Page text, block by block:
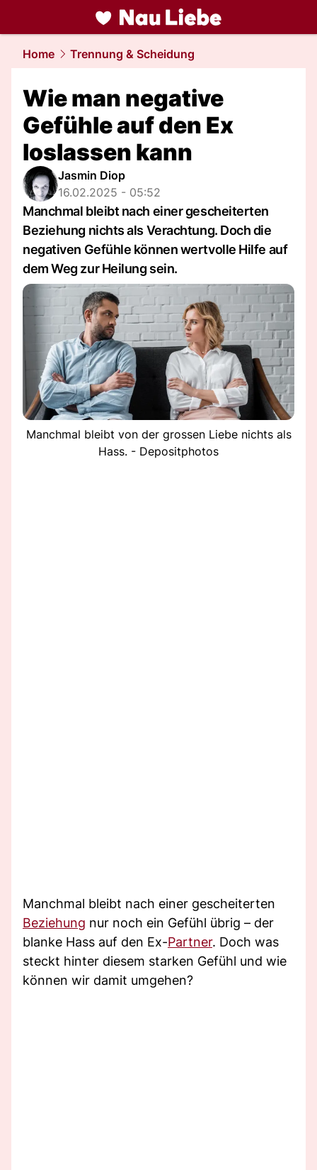
liebe.NAU.ch
Home Trennung & Scheidung
Wie man negative
Gefühle auf den Ex
loslassen kann
Jasmin Diop
16.02.2025 - 05:52
Manchmal bleibt nach einer gescheiterten
Beziehung nichts als Verachtung. Doch die
negativen Gefühle können wertvolle Hilfe auf
dem Weg zur Heilung sein.
Manchmal bleibt von der grossen Liebe nichts als
Hass. - Depositphotos
Manchmal bleibt nach einer gescheiterten
Beziehung nur noch ein Gefühl übrig – der
blanke Hass auf den Ex-Partner. Doch was
steckt hinter diesem starken Gefühl und wie
können wir damit umgehen?